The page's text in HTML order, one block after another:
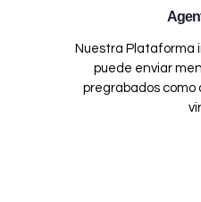
Nuestra
puede enviar
pregrabados como